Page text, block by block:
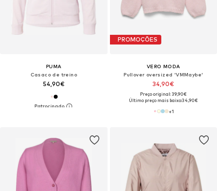
PUMA
Casaco de treino
54,90€
PROMOÇÕES
VERO MODA
Pullover oversized 'VMMaybe'
34,90€
Preço original: 39,90€
Último preço mais baixo:34,90€
+1